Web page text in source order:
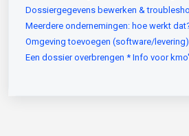
Dossiergegevens bewerken &
Meerdere ondernemingen: hoe werkt
Omgeving toevoegen (software/
Een dossier overbrengen * Info voor